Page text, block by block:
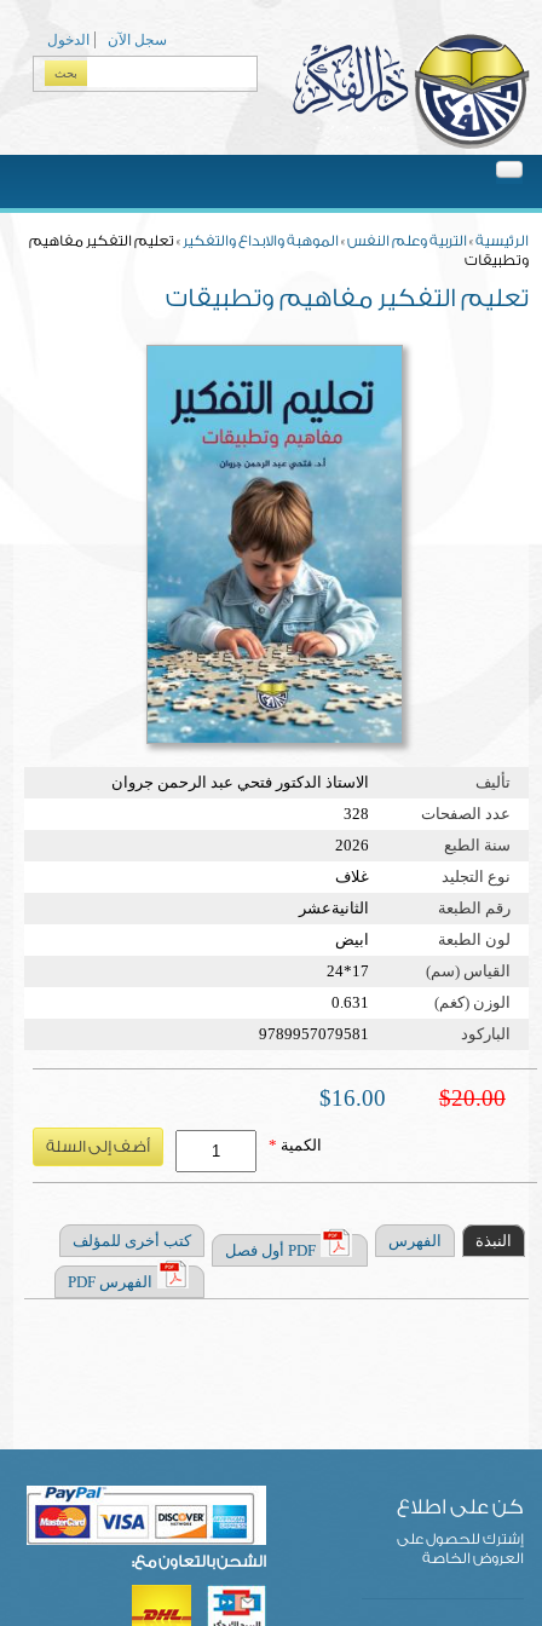
الدخول
سجل الآن
الرئيسية» التربية وعلم النفس» الموهبة والابداع والتفكير » تعليم التفكير مفاهيم
وتطبيقات
تعليم التفكير مفاهيم وتطبيقات
تأليف
الاستاذ الدكتور فتحي عبد الرحمن جروان
عدد الصفحات
328
سنة الطبع
2026
نوع التجليد
غلاف
رقم الطبعة
الثانيةعشر
لون الطبعة
ابيض
القياس (سم)
17*24
الوزن (كغم)
0.631
الباركود
9789957079581
$20.00
$16.00
الكمية *
النبذة الفهرس
PDF أول فصل
كتب أخرى للمؤلف
الفهرس PDF
كن على اطلاع
إشترك للحصول على
العروض الخاصة
الشحن بالتعاون مع: